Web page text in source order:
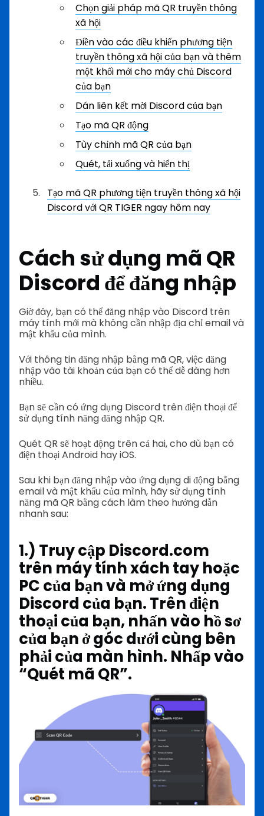
Chọn giải pháp mã QR truyền thông
xã hội
Điền vào các điều khiển phương tiện
truyền thông xã hội của bạn và thêm
một khối mới cho máy chủ Discord
của bạn
Dán liên kết mời Discord của bạn
Tạo mã QR động
Tùy chỉnh mã QR của bạn
Quét, tải xuống và hiển thị
Tạo mã QR phương tiện truyền thông xã hội
Discord với QR TIGER ngay hôm nay
Cách sử dụng mã QR
Discord để đăng nhập
Giờ đây, bạn có thể đăng nhập vào Discord trên
máy tính mới mà không cần nhập địa chỉ email và
mật khẩu của mình.
Với thông tin đăng nhập bằng mã QR, việc đăng
nhập vào tài khoản của bạn có thể dễ dàng hơn
nhiều.
Bạn sẽ cần có ứng dụng Discord trên điện thoại để
sử dụng tính năng đăng nhập QR.
Quét QR sẽ hoạt động trên cả hai, cho dù bạn có
điện thoại Android hay iOS.
Sau khi bạn đăng nhập vào ứng dụng di động bằng
email và mật khẩu của mình, hãy sử dụng tính
năng mã QR bằng cách làm theo hướng dẫn
nhanh sau:
1.) Truy cập Discord.com
trên máy tính xách tay hoặc
PC của bạn và mở ứng dụng
Discord của bạn. Trên điện
thoại của bạn, nhấn vào hồ sơ
của bạn ở góc dưới cùng bên
phải của màn hình. Nhấp vào
“Quét mã QR”.